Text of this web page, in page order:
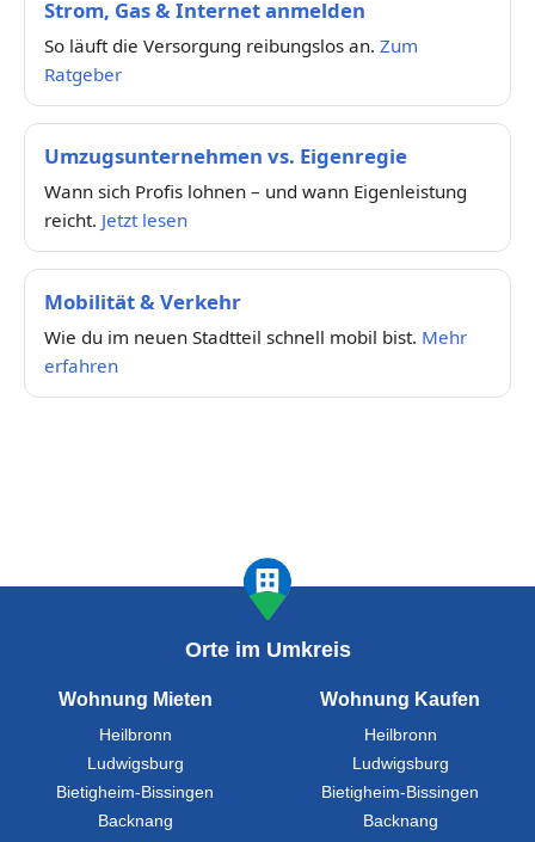
Strom, Gas & Internet anmelden
So läuft die Versorgung reibungslos an. Zum
Ratgeber
Umzugsunternehmen vs. Eigenregie
Wann sich Profis lohnen – und wann Eigenleistung
reicht. Jetzt lesen
Mobilität & Verkehr
Wie du im neuen Stadtteil schnell mobil bist. Mehr
erfahren
Orte im Umkreis
Wohnung Mieten
Heilbronn
Ludwigsburg
Bietigheim-Bissingen
Backnang
Wohnung Kaufen
Heilbronn
Ludwigsburg
Bietigheim-Bissingen
Backnang